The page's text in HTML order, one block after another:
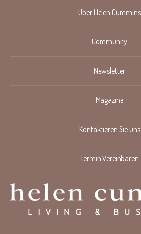
Über Helen Cummins
Community
Newsletter
Magazine
Kontaktieren Sie uns
Termin Vereinbaren